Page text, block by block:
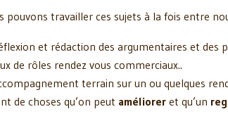
pouvons travailler ces sujets à la fois entre
et rédaction des argumentaires et des
de rôles rendez vous commerciaux..
terrain sur un ou quelques
de choses qu’on peut améliorer et qu’un